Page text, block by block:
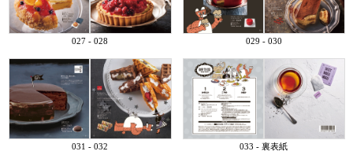
027 - 028 029 - 030
031 - 032 033 - 裏表紙